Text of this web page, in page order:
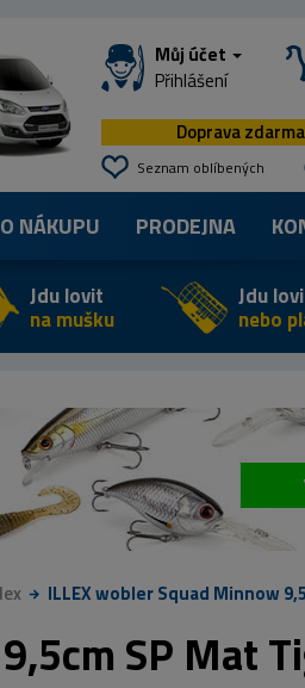
Můj účet
Přihlášení
Doprava
Seznam oblíbených
NÁKUPU PRODEJNA
Jdu lovit
na mušku
Jdu
nebo
ILLEX wobler Squad Minnow
SP Mat